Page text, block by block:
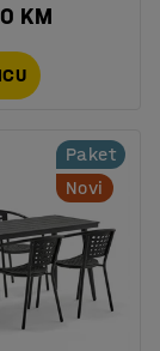
KM
Paket
Novi